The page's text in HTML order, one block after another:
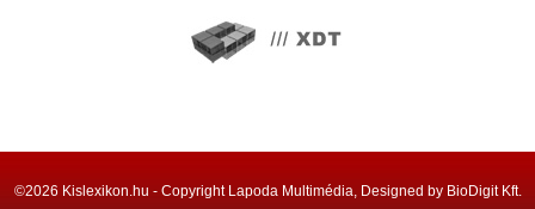
©2026 Kislexikon.hu - Copyright Lapoda Multimédia, Designed by BioDigit Kft.